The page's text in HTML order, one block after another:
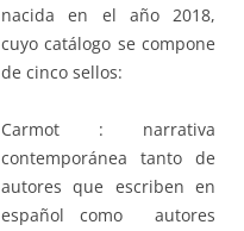
nacida en el año 2018,
cuyo catálogo se compone
de cinco sellos:
Carmot : narrativa
contemporánea tanto de
autores que escriben en
español como autores